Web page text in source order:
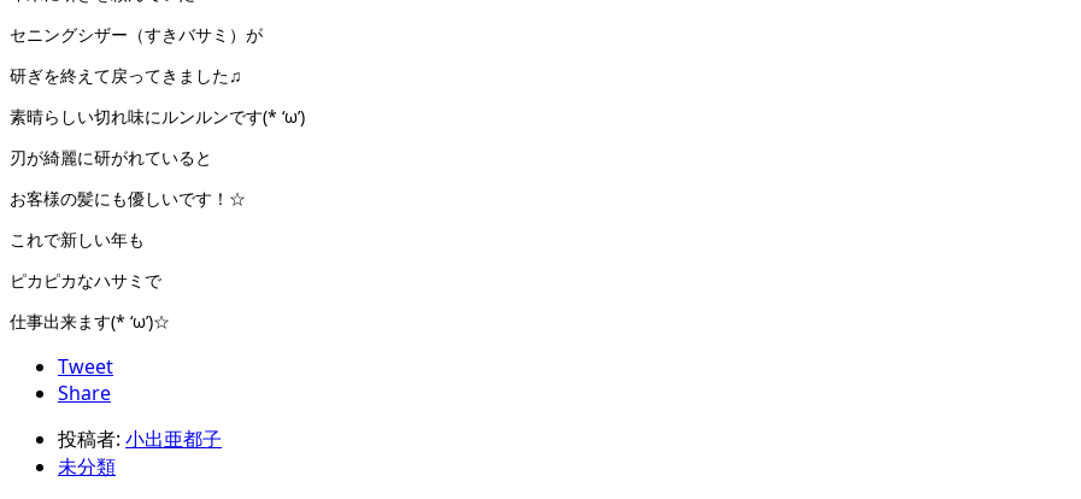
セニングシザー（すきバサミ）が
研ぎを終えて戻ってきました♫
素晴らしい切れ味にルンルンです(* ‘ω’)
刃が綺麗に研がれていると
お客様の髪にも優しいです！☆
これで新しい年も
ピカピカなハサミで
仕事出来ます(* ‘ω’)☆
Tweet
Share
投稿者: 小出亜都子
未分類